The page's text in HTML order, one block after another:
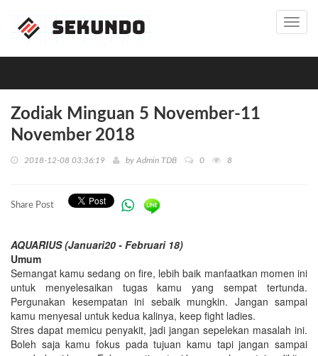
Zodiak Minguan 5 November-11
November 2018
2018-12-08 03:36:19 by Admin TDB 0 8
Share Post
AQUARIUS (Januari20 - Februari 18)
Umum
Semangat kamu sedang on fire, lebih baik manfaatkan momen ini
untuk menyelesaikan tugas kamu yang sempat tertunda.
Pergunakan kesempatan ini sebaik mungkin. Jangan sampai
kamu menyesal untuk kedua kalinya, keep fight ladies.
Stres dapat memicu penyakit, jadi jangan sepelekan masalah ini.
Boleh saja kamu fokus pada tujuan kamu tapi jangan sampai